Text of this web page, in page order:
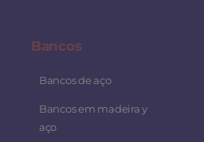
Bancos
Bancos de aço
Bancos em madeira y
aço